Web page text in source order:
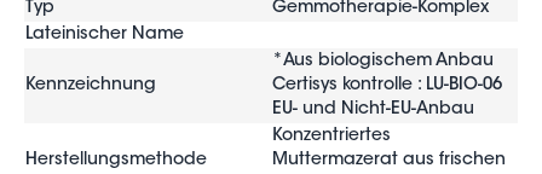
Typ
Gemmotherapie-Komplex
Lateinischer Name
Kennzeichnung
*Aus biologischem Anbau
Certisys kontrolle : LU-BIO-06
EU- und Nicht-EU-Anbau
Herstellungsmethode
Konzentriertes
Muttermazerat aus frischen